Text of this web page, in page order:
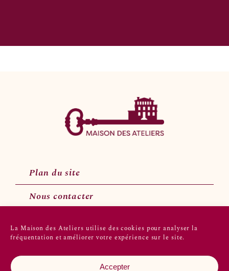
La Maison des Ateliers utilise des cookies pour analyser la
fréquentation et améliorer votre expérience sur le site.
Accepter
Plan du site
Nous contacter